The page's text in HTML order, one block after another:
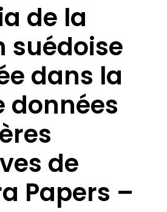
de la
suédoise
dans la
données
de
Papers –